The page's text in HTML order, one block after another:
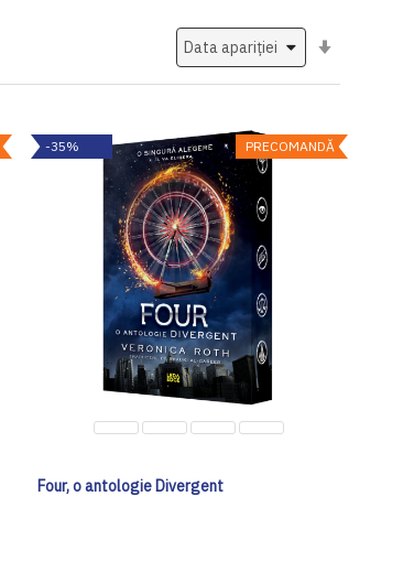
PRECOMANDĂ
-35%
Four, o antologie Divergent